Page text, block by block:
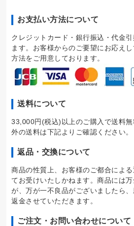
お支払い方法について
クレジットカード・銀行振込・代金
ます。お客様からのご要望にお応え
方法をご用意しております。
送料について
33,000円(税込)以上のご購入で送料
外の送料は下記よりご確認ください。
返品・交換について
商品の性質上、お客様のご都合によ
てお受けいたしかねます。商品には
が、万が一不良品がございましたら
返金させていただきます。
ご注文・お問い合わせについて